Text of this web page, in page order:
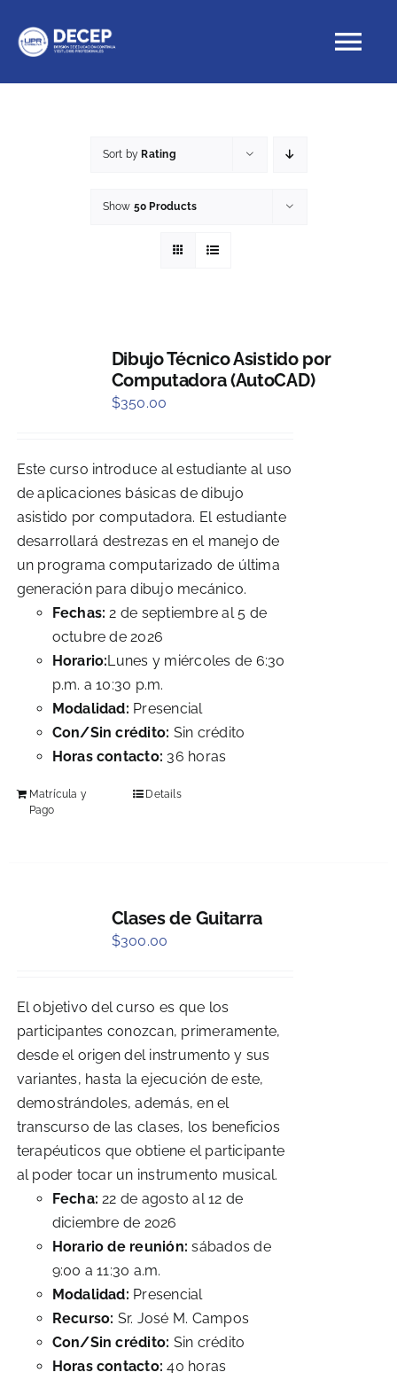
content
Sort by Rating
Show 50 Products
Dibujo Técnico Asistido por
Computadora (AutoCAD)
$350.00
Este curso introduce al estudiante al uso
de aplicaciones básicas de dibujo
asistido por computadora. El estudiante
desarrollará destrezas en el manejo de
un programa computarizado de última
generación para dibujo mecánico.
Fechas: 2 de septiembre al 5 de
octubre de 2026
Horario:Lunes y miércoles de 6:30
p.m. a 10:30 p.m.
Modalidad: Presencial
Con/Sin crédito: Sin crédito
Horas contacto: 36 horas
Matrícula y
Pago
Details
Clases de Guitarra
$300.00
El objetivo del curso es que los
participantes conozcan, primeramente,
desde el origen del instrumento y sus
variantes, hasta la ejecución de este,
demostrándoles, además, en el
transcurso de las clases, los beneficios
terapéuticos que obtiene el participante
al poder tocar un instrumento musical.
Fecha:22 de agosto al 12 de
diciembre de 2026
Horario de reunión: sábados de
9:00 a 11:30 a.m.
Modalidad: Presencial
Recurso: Sr. José M. Campos
Con/Sin crédito: Sin crédito
Horas contacto: 40 horas